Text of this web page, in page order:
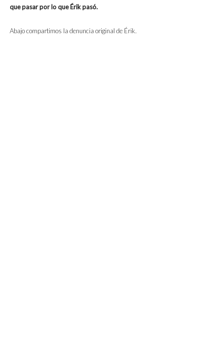
que pasar por lo que Érik pasó.
Abajo compartimos la denuncia original de Érik.